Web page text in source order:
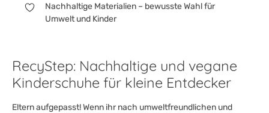
Nachhaltige Materialien – bewusste Wahl für
Umwelt und Kinder
RecyStep: Nachhaltige und vegane
Kinderschuhe für kleine Entdecker
Eltern aufgepasst! Wenn ihr nach umweltfreundlichen und